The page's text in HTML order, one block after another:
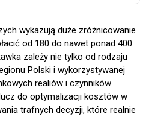
wykazują duże zróżnicowanie
od 180 do nawet ponad 400
zależy nie tylko od rodzaju
Polski i wykorzystywanej
realiów i czynników
do optymalizacji kosztów w
trafnych decyzji, które realnie